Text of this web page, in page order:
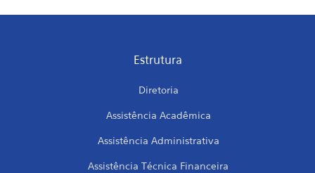
Estrutura
Diretoria
Assistência Acadêmica
Assistência Administrativa
Assistência Técnica Financeira